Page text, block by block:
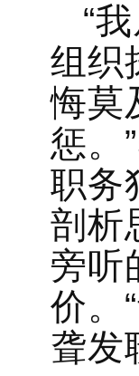
“
组织
悔莫
惩。
职务
剖析
旁听
价。
聋发